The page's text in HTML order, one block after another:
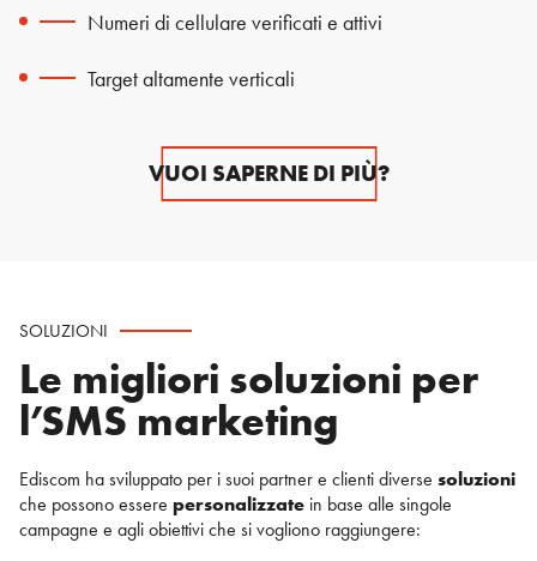
Numeri di cellulare verificati e attivi
Target altamente verticali
VUOI SAPERNE DI PIÙ?
SOLUZIONI
Le migliori soluzioni per
l’SMS marketing
Ediscom ha sviluppato per i suoi partner e clienti diverse soluzioni
che possono essere personalizzate in base alle singole
campagne e agli obiettivi che si vogliono raggiungere: